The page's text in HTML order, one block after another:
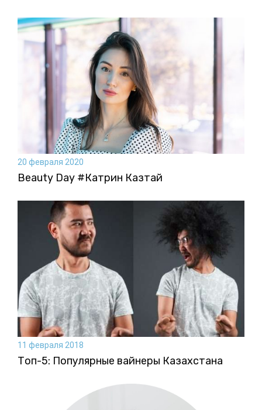
20 февраля 2020
Beauty Day #Катрин Казтай
11 февраля 2018
Топ-5: Популярные вайнеры Казахстана